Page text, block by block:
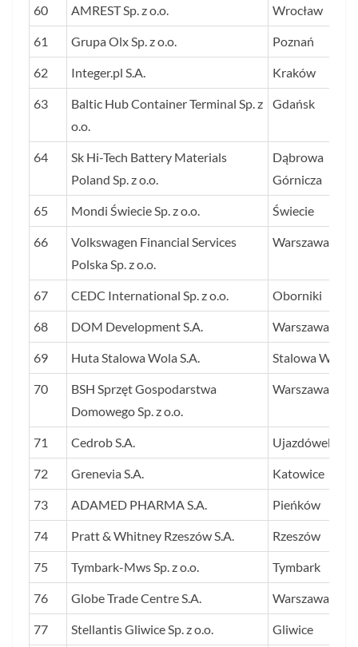
60 AMREST Sp. z o.o. Wrocław
61 Grupa Olx Sp. z o.o. Poznań
62 Integer.pl S.A. Kraków
63
Baltic Hub Container Terminal Sp. z
o.o.
Gdańsk
64
Sk Hi-Tech Battery Materials
Poland Sp. z o.o.
Dąbrowa
Górnicza
65 Mondi Świecie Sp. z o.o. Świecie
66
Volkswagen Financial Services
Polska Sp. z o.o.
Warszawa
67 CEDC International Sp. z o.o. Oborniki
68 DOM Development S.A. Warszawa
69 Huta Stalowa Wola S.A. Stalowa Wola
70
BSH Sprzęt Gospodarstwa
Domowego Sp. z o.o.
Warszawa
71 Cedrob S.A. Ujazdówek
72 Grenevia S.A. Katowice
73 ADAMED PHARMA S.A. Pieńków
74 Pratt & Whitney Rzeszów S.A. Rzeszów
75 Tymbark-Mws Sp. z o.o. Tymbark
76 Globe Trade Centre S.A. Warszawa
77 Stellantis Gliwice Sp. z o.o. Gliwice